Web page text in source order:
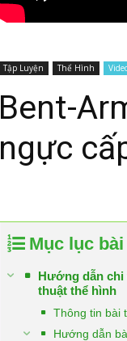
Tập Luyện Thể Hình
Bent-
ngực
Mục lục
Hướng dẫn chi
thuật thể hình
Thông tin bài
Hướng dẫn